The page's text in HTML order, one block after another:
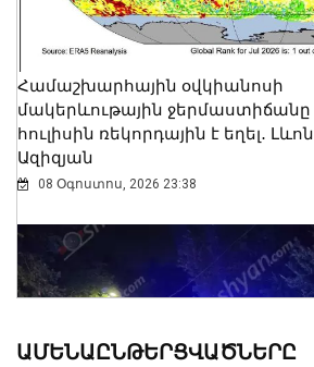
Համաշխարհային օվկիանոսի
մակերևութային ջերմաստիճանը
հուլիսին ռեկորդային է եղել․ Լևոն
Ազիզյան
08 Օգոստոս, 2026 23:38
ԱՄԵՆԱԸՆԹԵՐՑՎԱԾՆԵՐԸ